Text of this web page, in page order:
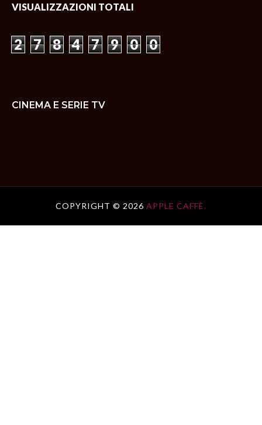
VISUALIZZAZIONI TOTALI
2 7 8 4 7 9 0 0
CINEMA E SERIE TV
COPYRIGHT © 2026 APPLE CAFFÈ.